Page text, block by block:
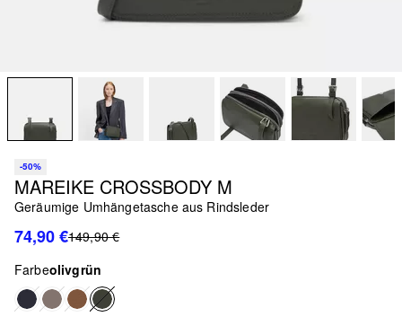
-50%
MAREIKE CROSSBODY M
Geräumige Umhängetasche aus Rindsleder
74,90 €149,90 €
Farbeolivgrün